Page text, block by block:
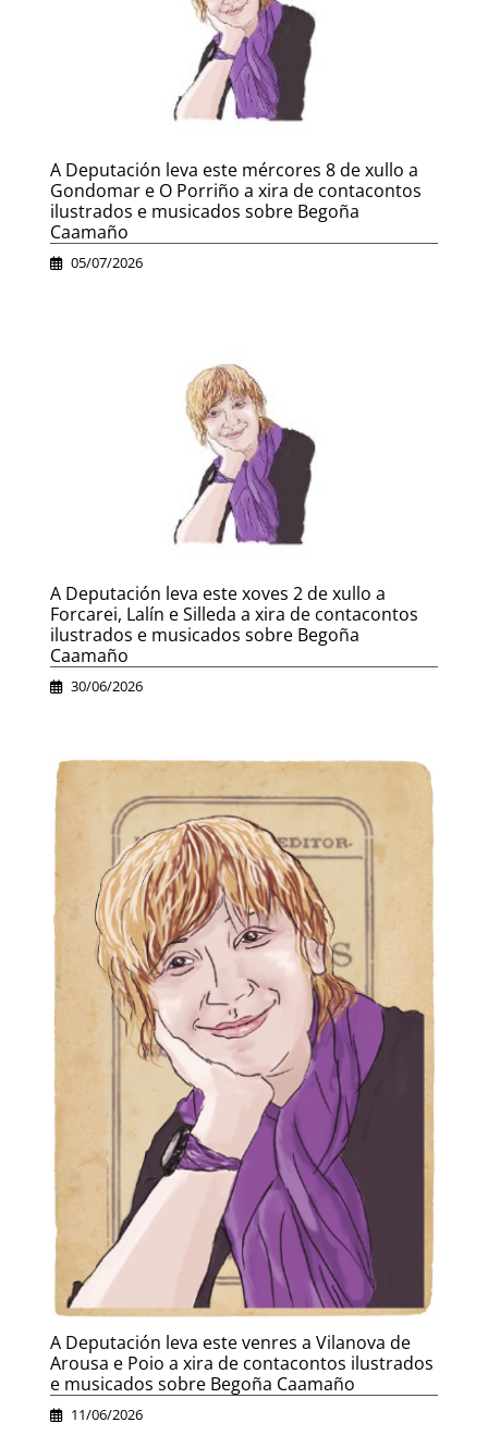
A Deputación leva este mércores 8 de xullo a
Gondomar e O Porriño a xira de contacontos
ilustrados e musicados sobre Begoña
Caamaño
05/07/2026
A Deputación leva este xoves 2 de xullo a
Forcarei, Lalín e Silleda a xira de contacontos
ilustrados e musicados sobre Begoña
Caamaño
30/06/2026
A Deputación leva este venres a Vilanova de
Arousa e Poio a xira de contacontos ilustrados
e musicados sobre Begoña Caamaño
11/06/2026